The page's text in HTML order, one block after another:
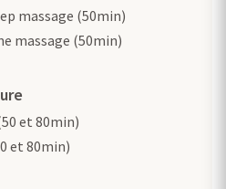
massage (50min)
massage (50min)
et 80min)
et 80min)